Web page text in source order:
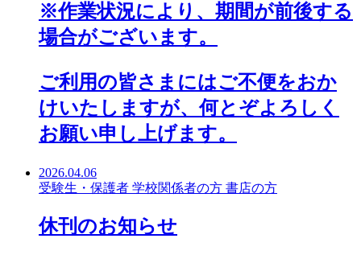
※作業状況により、期間が前後する
場合がございます。
ご利用の皆さまにはご不便をおか
けいたしますが、何とぞよろしく
お願い申し上げます。
2026.04.06
受験生・保護者 学校関係者の方 書店の方
休刊のお知らせ